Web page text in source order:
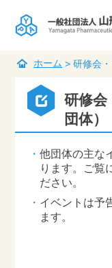
ホーム >研修会
研修
団体）
他団体の主な
ります。ご覧
ださい。
イベントは予
ます。